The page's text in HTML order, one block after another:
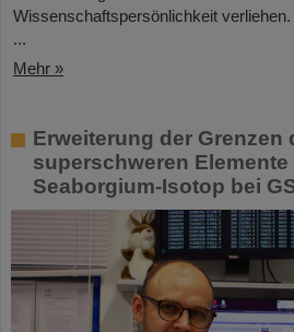
Wissenschaftspersönlichkeit
...
Mehr »
Erweiterung der Grenzen
superschweren Elemente
Seaborgium-Isotop bei